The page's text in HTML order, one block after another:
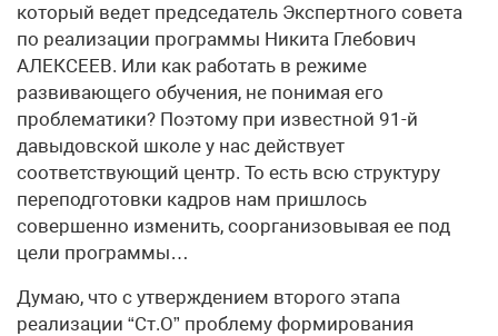
который ведет председатель Экспертного совета
по реализации программы Никита Глебович
АЛЕКСЕЕВ. Или как работать в режиме
развивающего обучения, не понимая его
проблематики? Поэтому при известной 91-й
давыдовской школе у нас действует
соответствующий центр. То есть всю структуру
переподготовки кадров нам пришлось
совершенно изменить, соорганизовывая ее под
цели программы…
Думаю, что с утверждением второго этапа
реализации “Ст.О” проблему формирования